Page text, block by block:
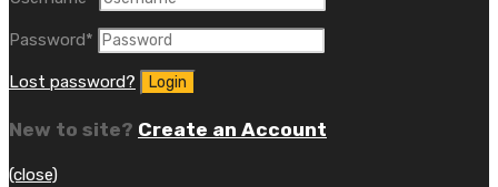
Password*
Lost password?
New to site? Create an Account
(close)